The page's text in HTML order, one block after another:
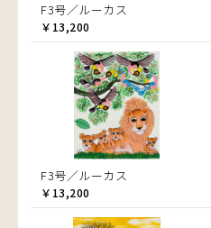
F3号／ルーカス
￥13,200
F3号／ルーカス
￥13,200